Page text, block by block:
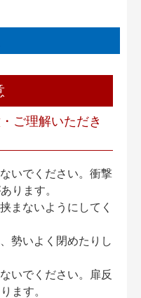
ご理解いただき
いでください。衝撃
ります。
まないようにしてく
勢いよく閉めたりし
いでください。扉反
ます。